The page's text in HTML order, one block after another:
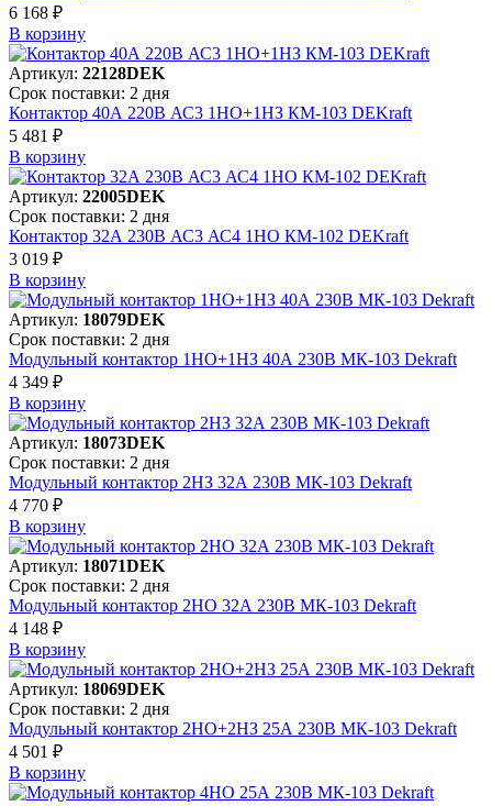
6 168 ₽
В корзинy
Артикул: 22128DEK
Срок поставки: 2 дня
Контактор 40А 220В АС3 1НО+1НЗ КМ-103 DEKraft
5 481 ₽
В корзинy
Артикул: 22005DEK
Срок поставки: 2 дня
Контактор 32А 230В АС3 АС4 1НО КМ-102 DEKraft
3 019 ₽
В корзинy
Артикул: 18079DEK
Срок поставки: 2 дня
Модульный контактор 1НО+1НЗ 40А 230В МК-103 Dekraft
4 349 ₽
В корзинy
Артикул: 18073DEK
Срок поставки: 2 дня
Модульный контактор 2НЗ 32А 230В МК-103 Dekraft
4 770 ₽
В корзинy
Артикул: 18071DEK
Срок поставки: 2 дня
Модульный контактор 2НО 32А 230В МК-103 Dekraft
4 148 ₽
В корзинy
Артикул: 18069DEK
Срок поставки: 2 дня
Модульный контактор 2НО+2НЗ 25А 230В МК-103 Dekraft
4 501 ₽
В корзинy